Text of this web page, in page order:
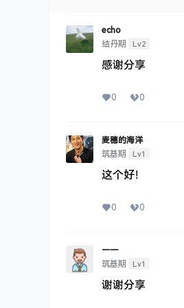
echo
结丹期
Lv2
感谢分享
0 0
麦穗的海洋
筑基期
Lv1
这个好！
0 0
一一
筑基期
Lv1
谢谢分享